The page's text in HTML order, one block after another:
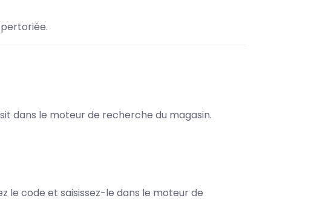
dans le moteur de recherche du magasin.
le code et saisissez-le dans le moteur de